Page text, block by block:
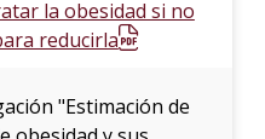
la obesidad si no
reducirla
"Estimación de